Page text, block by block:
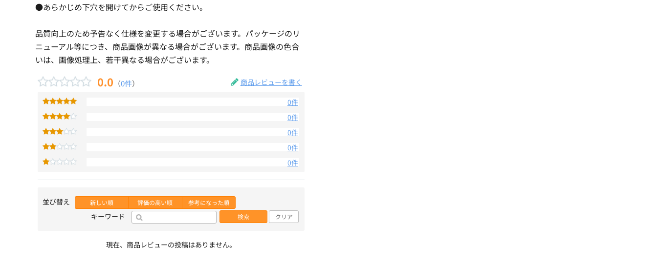
●あらかじめ下穴を開けてからご使用ください。
品質向上のため予告なく仕様を変更する場合がございます。パッケージのリ
ニューアル等につき、商品画像が異なる場合がございます。商品画像の色合
いは、画像処理上、若干異なる場合がございます。
0.0 （0件） 商品レビューを書く
0件
0件
0件
0件
0件
並び替え 新しい順 評価の高い順 参考になった順
キーワード 検索 クリア
現在、商品レビューの投稿はありません。